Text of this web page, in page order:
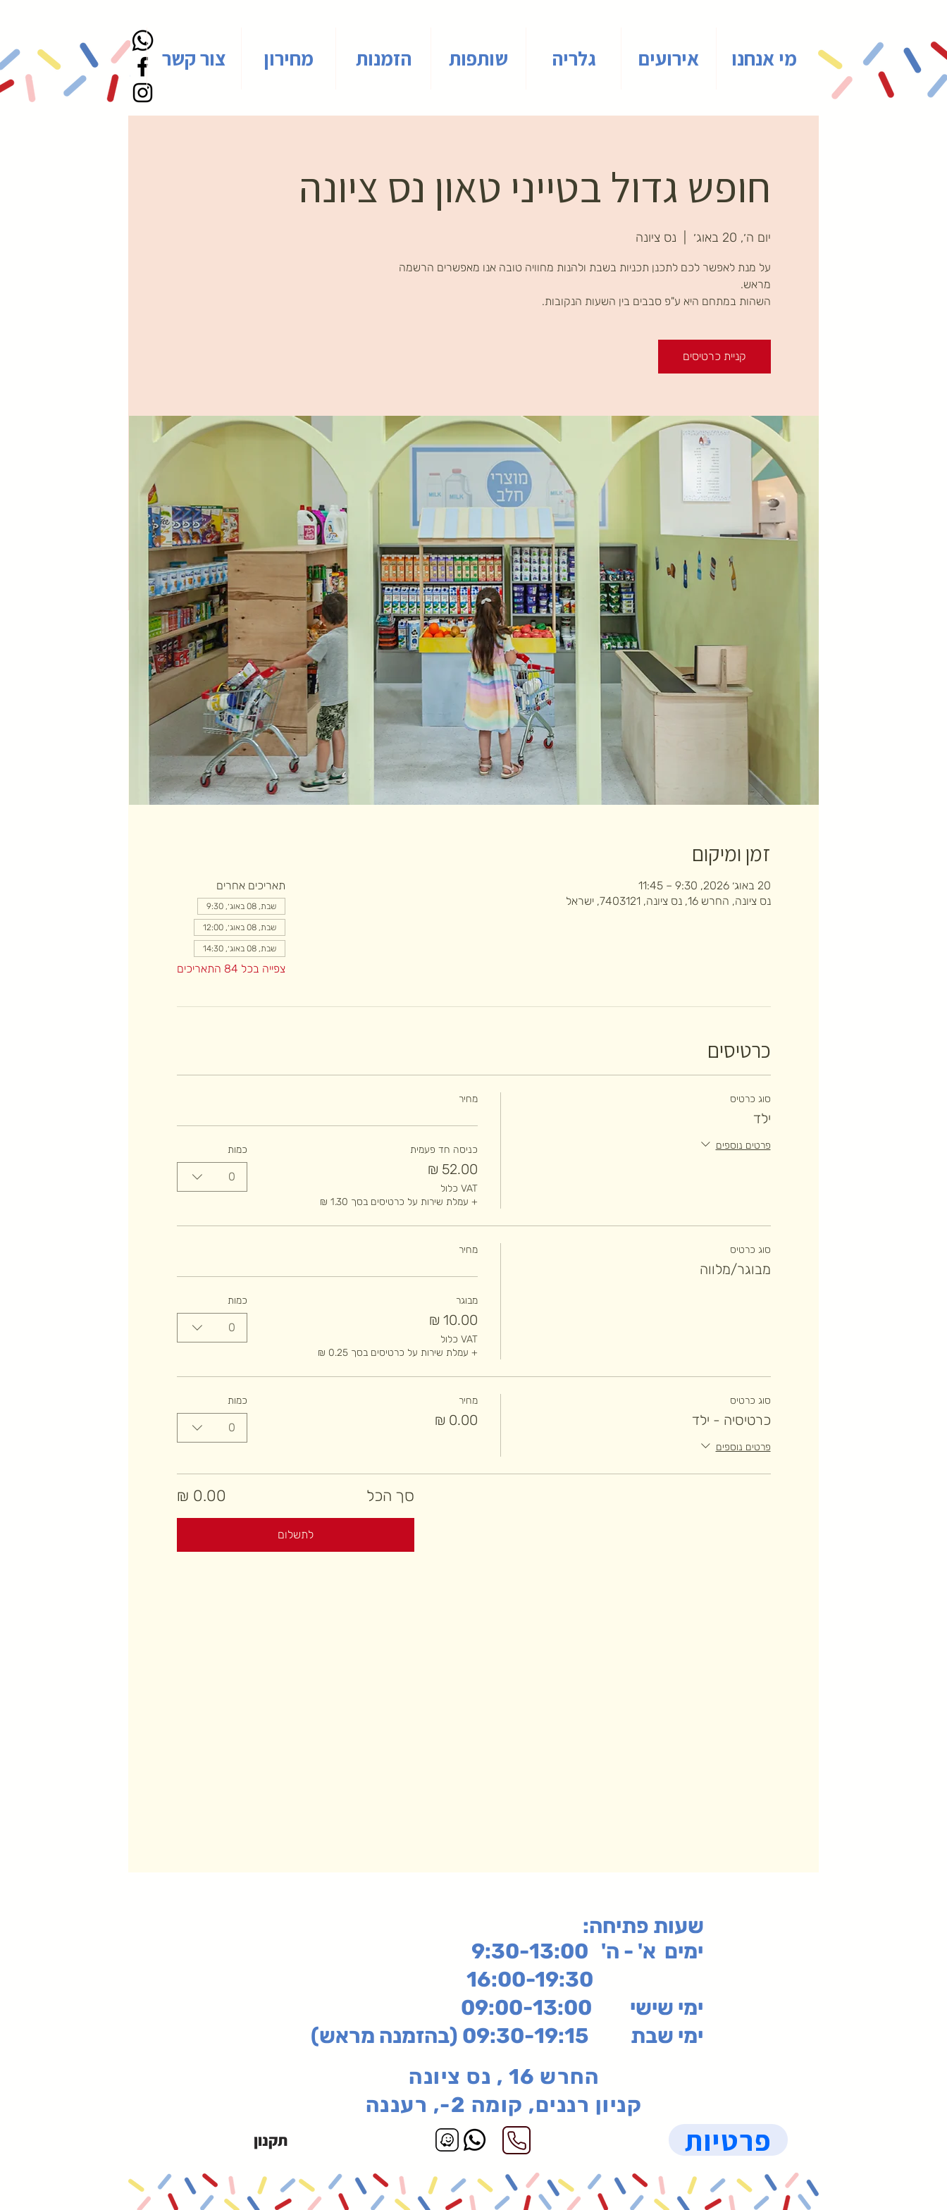
מי אנחנו אירועים גלריה שותפות הזמנות מחירון צור קשר
חופש גדול בטייני טאון נס ציונה
יום ה׳, 20 באוג׳ נס ציונה
על מנת לאפשר לכם לתכנן תכניות בשבת ולהנות מחוויה טובה אנו מאפשרים הרשמה
השהות במתחם היא ע"פ סבבים בין השעות הנקובות.
קניית כרטיסים
זמן ומיקום
20 באוג׳ 2026, 9:30 – 11:45
נס ציונה, החרש 16, נס ציונה, 7403121, ישראל
תאריכים אחרים
שבת, 08 באוג׳, 9:30
שבת, 08 באוג׳, 12:00
שבת, 08 באוג׳, 14:30
צפייה בכל 84 התאריכים
כרטיסים
סוג כרטיס
ילד
פרטים נוספים
מחיר
כניסה חד פעמית
VAT כלול
+ עמלת שירות על כרטיסים בסך ‏1.30 ‏₪
כמות
0
סוג כרטיס
מבוגר/מלווה
מחיר
מבוגר
VAT כלול
+ עמלת שירות על כרטיסים בסך ‏0.25 ‏₪
כמות
0
סוג כרטיס
כרטיסיה - ילד
פרטים נוספים
מחיר כמות
0
סך הכל
לתשלום
:שעות פתיחה
ימים א' - ה' 9:30-13:00
ימי שישי 09:00-13:00
ימי שבת 09:30-19:15 (בהזמנה מראש)
החרש 16 , נס ציונה
קניון רננים, קומה 2-, רעננה
תקנון פרטיות